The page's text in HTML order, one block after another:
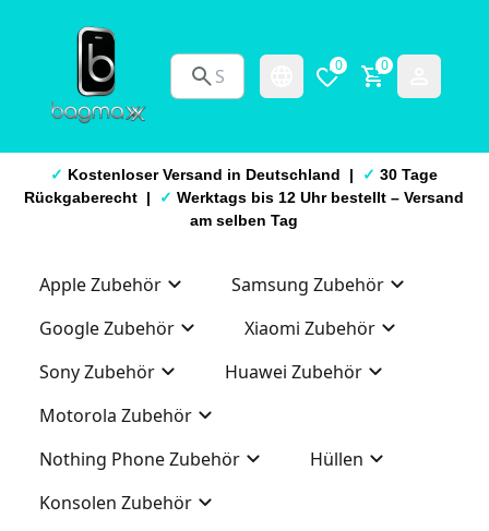
0 0
✓ Kostenloser Versand in Deutschland | ✓ 30 Tage
Rückgaberecht | ✓ Werktags bis 12 Uhr bestellt – Versand
am selben Tag
Apple Zubehör
Samsung Zubehör
Google Zubehör
Xiaomi Zubehör
Sony Zubehör
Huawei Zubehör
Motorola Zubehör
Nothing Phone Zubehör
Hüllen
Konsolen Zubehör